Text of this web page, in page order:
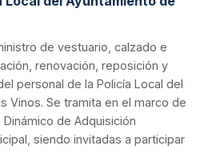
de vestuario, calzado e
renovación, reposición y
personal de la Policía Local del
Vinos. Se tramita en el marco de
de Adquisición
siendo invitadas a participar